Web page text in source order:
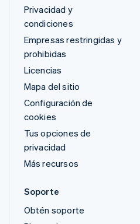
Privacidad y
condiciones
Empresas restringidas y
prohibidas
Licencias
Mapa del sitio
Configuración de
cookies
Tus opciones de
privacidad
Más recursos
Soporte
Obtén soporte